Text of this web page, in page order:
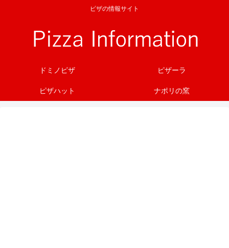
ピザの情報サイト
ドミノピザ ピザーラ
ピザハット ナポリの窯